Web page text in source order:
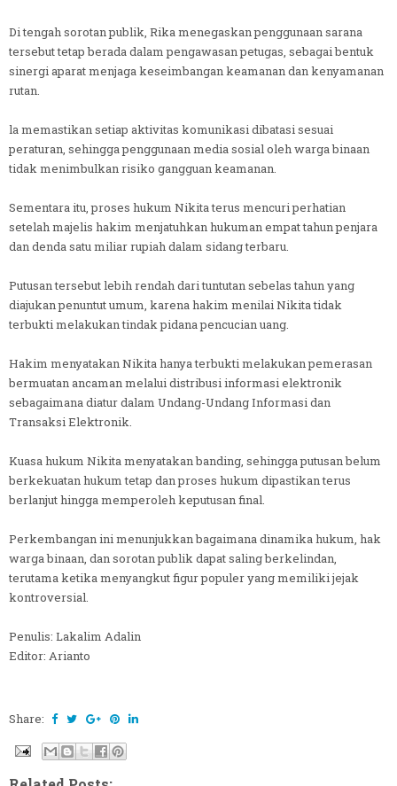
Di tengah sorotan publik, Rika menegaskan penggunaan sarana
tersebut tetap berada dalam pengawasan petugas, sebagai bentuk
sinergi aparat menjaga keseimbangan keamanan dan kenyamanan
rutan.
la memastikan setiap aktivitas komunikasi dibatasi sesuai
peraturan, sehingga penggunaan media sosial oleh warga binaan
tidak menimbulkan risiko gangguan keamanan.
Sementara itu, proses hukum Nikita terus mencuri perhatian
setelah majelis hakim menjatuhkan hukuman empat tahun penjara
dan denda satu miliar rupiah dalam sidang terbaru.
Putusan tersebut lebih rendah dari tuntutan sebelas tahun yang
diajukan penuntut umum, karena hakim menilai Nikita tidak
terbukti melakukan tindak pidana pencucian uang.
Hakim menyatakan Nikita hanya terbukti melakukan pemerasan
bermuatan ancaman melalui distribusi informasi elektronik
sebagaimana diatur dalam Undang-Undang Informasi dan
Transaksi Elektronik.
Kuasa hukum Nikita menyatakan banding, sehingga putusan belum
berkekuatan hukum tetap dan proses hukum dipastikan terus
berlanjut hingga memperoleh keputusan final.
Perkembangan ini menunjukkan bagaimana dinamika hukum, hak
warga binaan, dan sorotan publik dapat saling berkelindan,
terutama ketika menyangkut figur populer yang memiliki jejak
kontroversial.
Penulis: Lakalim Adalin
Editor: Arianto
Share: